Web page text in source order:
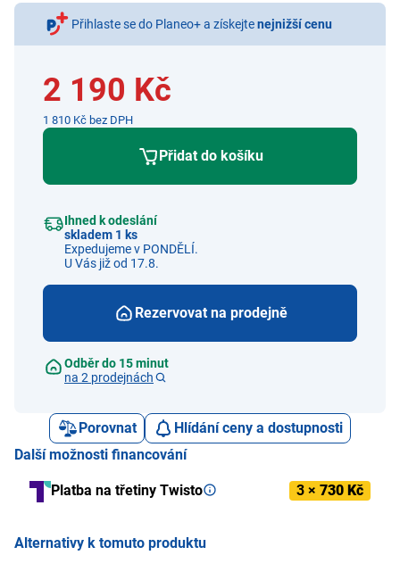
Přihlaste se do Planeo+ a získejtenejnižší cenu
2 190 Kč
1 810 Kč bez DPH
Přidat do košíku
Ihned k odeslání
skladem 1 ks
Expedujeme v PONDĚLÍ.
U Vás již od 17.8.
Rezervovat na prodejně
Odběr do 15 minut
na 2 prodejnách
Porovnat
Hlídání ceny a dostupnosti
Další možnosti financování
Platba na třetiny Twisto 3 × 730 Kč
Alternativy k tomuto produktu